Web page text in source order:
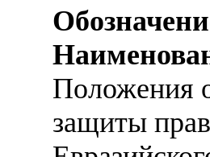
Положения
защиты